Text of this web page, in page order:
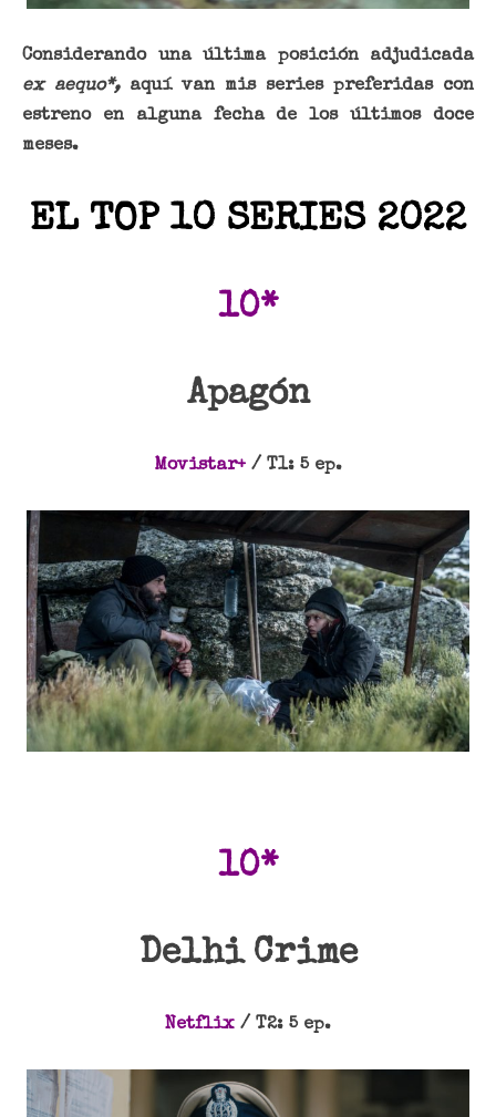
Considerando una última posición adjudicada
ex aequo*, aquí van mis series preferidas con
estreno en alguna fecha de los últimos doce
meses.
EL TOP 10 SERIES 2022
10*
Apagón
Movistar+ / T1: 5 ep.
10*
Delhi Crime
Netflix / T2: 5 ep.